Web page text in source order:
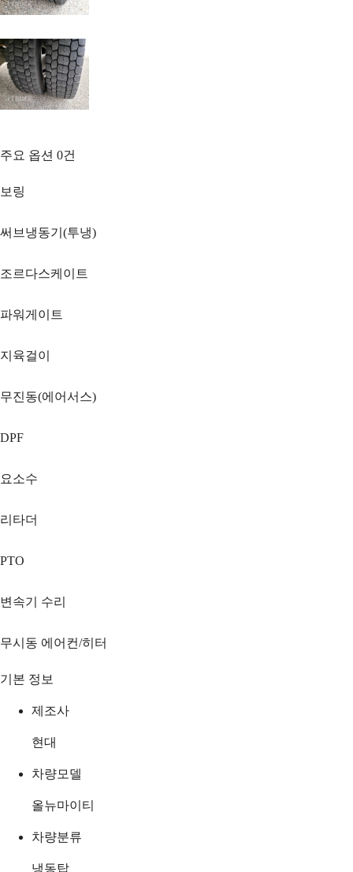
주요 옵션 0건
보링
써브냉동기(투냉)
조르다스케이트
파워게이트
지육걸이
무진동(에어서스)
DPF
요소수
리타더
PTO
변속기 수리
무시동 에어컨/히터
기본 정보
제조사
현대
차량모델
올뉴마이티
차량분류
냉동탑